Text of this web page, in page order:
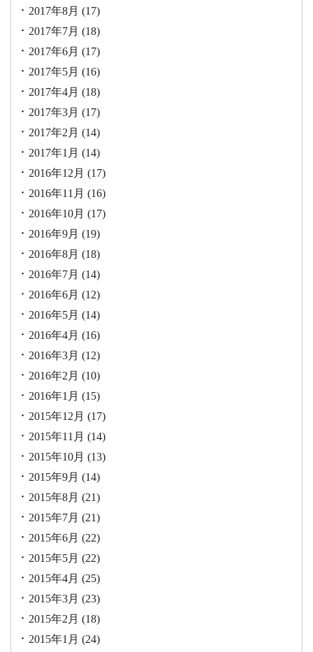
2017年8月 (17)
2017年7月 (18)
2017年6月 (17)
2017年5月 (16)
2017年4月 (18)
2017年3月 (17)
2017年2月 (14)
2017年1月 (14)
2016年12月 (17)
2016年11月 (16)
2016年10月 (17)
2016年9月 (19)
2016年8月 (18)
2016年7月 (14)
2016年6月 (12)
2016年5月 (14)
2016年4月 (16)
2016年3月 (12)
2016年2月 (10)
2016年1月 (15)
2015年12月 (17)
2015年11月 (14)
2015年10月 (13)
2015年9月 (14)
2015年8月 (21)
2015年7月 (21)
2015年6月 (22)
2015年5月 (22)
2015年4月 (25)
2015年3月 (23)
2015年2月 (18)
2015年1月 (24)